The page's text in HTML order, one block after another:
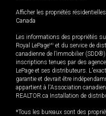
Afficher les propriétés
Canada
Les informations des propriétés
Royal LePageMD et du service de
canadienne de l’immobilier
inscriptions tenues par des
LePage et ses distributeurs.
garantie et devrait être
appartient à l'Association
REALTOR.ca Installation de
*Tous les bureaux sont des